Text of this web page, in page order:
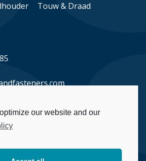
Touw & Draad
our website and our